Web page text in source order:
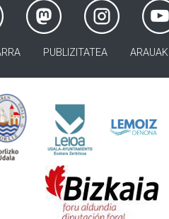
PUBLIZITATEA ARAUAK